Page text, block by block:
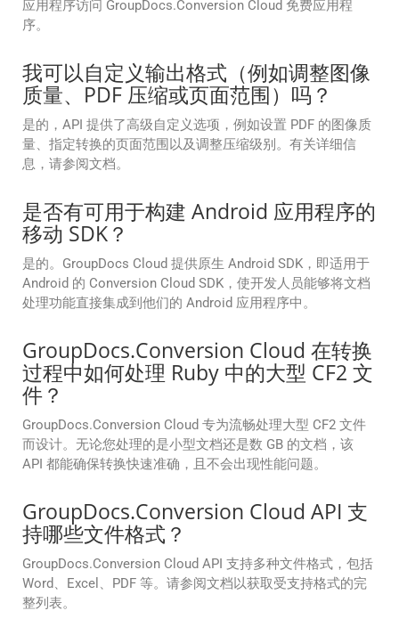
应用程序访问 GroupDocs.Conversion Cloud 免费应用程
序。
我可以自定义输出格式（例如调整图像
质量、PDF 压缩或页面范围）吗？
是的，API 提供了高级自定义选项，例如设置 PDF 的图像质
量、指定转换的页面范围以及调整压缩级别。有关详细信
息，请参阅文档。
是否有可用于构建 Android 应用程序的
移动 SDK？
是的。GroupDocs Cloud 提供原生 Android SDK，即适用于
Android 的 Conversion Cloud SDK，使开发人员能够将文档
处理功能直接集成到他们的 Android 应用程序中。
GroupDocs.Conversion Cloud 在转换
过程中如何处理 Ruby 中的大型 CF2 文
件？
GroupDocs.Conversion Cloud 专为流畅处理大型 CF2 文件
而设计。无论您处理的是小型文档还是数 GB 的文档，该
API 都能确保转换快速准确，且不会出现性能问题。
GroupDocs.Conversion Cloud API 支
持哪些文件格式？
GroupDocs.Conversion Cloud API 支持多种文件格式，包括
Word、Excel、PDF 等。请参阅文档以获取受支持格式的完
整列表。